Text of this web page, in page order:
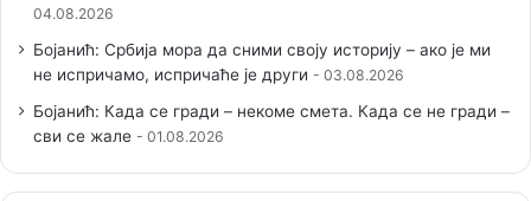
04.08.2026
Бојанић: Србија мора да сними своју историју – ако је ми
не испричамо, испричаће је други
03.08.2026
Бојанић: Када се гради – некоме смета. Када се не гради –
сви се жале
01.08.2026